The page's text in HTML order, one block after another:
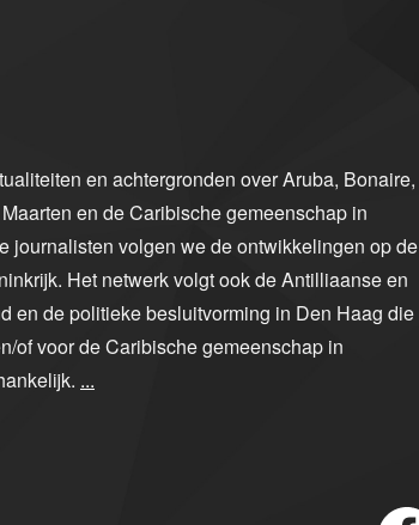
en achtergronden over Aruba, Bonaire,
en de Caribische gemeenschap in
journalisten volgen we de ontwikkelingen op de
Het netwerk volgt ook de Antilliaanse en
en de politieke besluitvorming in Den Haag die
of voor de Caribische gemeenschap in
...